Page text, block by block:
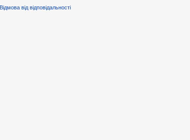
Відмова від відповідальності